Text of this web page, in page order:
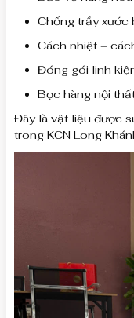
Chống trầy xước
Cách nhiệt –
Đóng gói linh
Bọc hàng nội
Đây là vật liệu được
trong KCN Long